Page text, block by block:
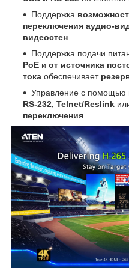
Поддержка
переключения аудио-
видеостен
Поддержка подачи
PoE и от источника
тока обеспечивает
Управление с помощью
RS-232, Telnet/Reslink
переключения